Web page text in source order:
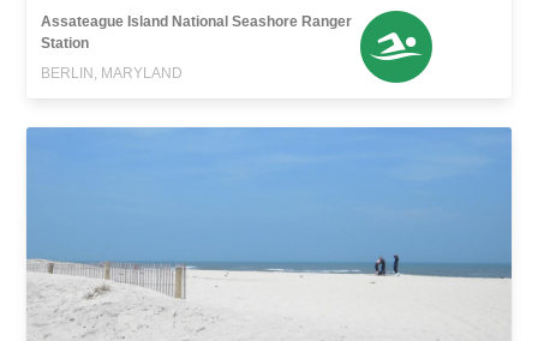
Assateague Island National Seashore Ranger
Station
BERLIN, MARYLAND